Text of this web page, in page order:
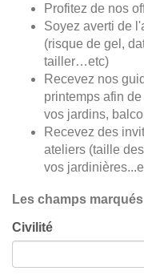
Profitez de nos
Soyez averti de
(risque de gel,
tailler…etc)
Recevez nos
printemps afin
vos jardins,
Recevez des
ateliers (taille
vos
Les champs
Civilité